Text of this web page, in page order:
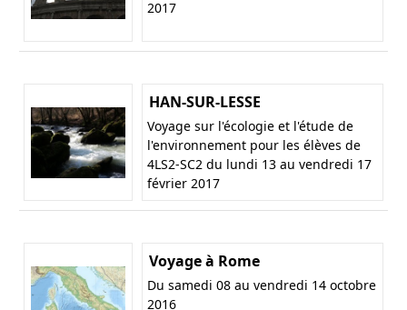
2017
HAN-SUR-LESSE
Voyage sur l'écologie et l'étude de
l'environnement pour les élèves de
4LS2-SC2 du lundi 13 au vendredi 17
février 2017
Voyage à Rome
Du samedi 08 au vendredi 14 octobre
2016